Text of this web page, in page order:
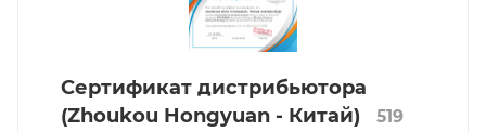
Сертификат дистрибьютора
(Zhoukou Hongyuan - Китай)
519